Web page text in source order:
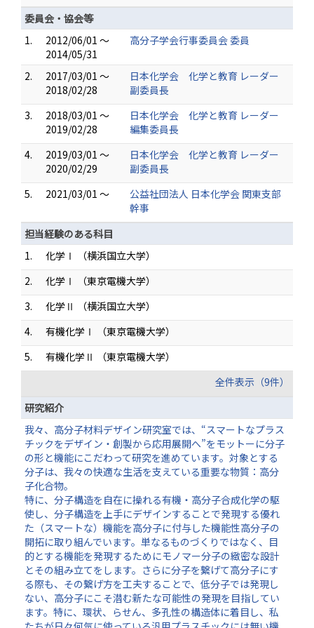
委員会・協会等
1.
2012/06/01 ～
2014/05/31
高分子学会行事委員会 委員
2.
2017/03/01 ～
2018/02/28
日本化学会 化学と教育 レーダー
副委員長
3.
2018/03/01 ～
2019/02/28
日本化学会 化学と教育 レーダー
編集委員長
4.
2019/03/01 ～
2020/02/29
日本化学会 化学と教育 レーダー
副委員長
5.
2021/03/01 ～
公益社団法人 日本化学会 関東支部
幹事
担当経験のある科目
1.
化学Ⅰ （横浜国立大学）
2.
化学Ⅰ （東京電機大学）
3.
化学Ⅱ （横浜国立大学）
4.
有機化学Ⅰ （東京電機大学）
5.
有機化学Ⅱ （東京電機大学）
全件表示（9件）
研究紹介
我々、高分子材料デザイン研究室では、“スマートなプラス
チックをデザイン・創製から応用展開へ”をモットーに分子
の形と機能にこだわって研究を進めています。対象とする
分子は、我々の快適な生活を支えている重要な物質：高分
子化合物。
特に、分子構造を自在に操れる有機・高分子合成化学の駆
使し、分子構造を上手にデザインすることで発現する優れ
た（スマートな）機能を高分子に付与した機能性高分子の
開拓に取り組んでいます。単なるものづくりではなく、目
的とする機能を発現するためにモノマー分子の緻密な設計
とその組み立てをします。さらに分子を繋げて高分子にす
る際も、その繋げ方を工夫することで、低分子では発現し
ない、高分子にこそ潜む新たな可能性の発現を目指してい
ます。特に、環状、らせん、多孔性の構造体に着目し、私